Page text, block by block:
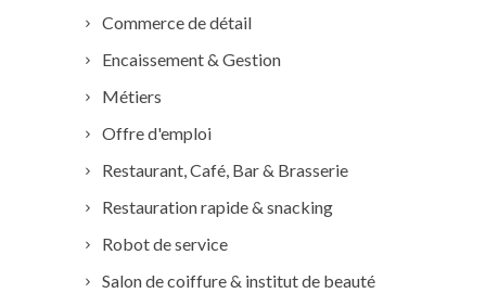
Commerce de détail
Encaissement & Gestion
Métiers
Offre d'emploi
Restaurant, Café, Bar & Brasserie
Restauration rapide & snacking
Robot de service
Salon de coiffure & institut de beauté